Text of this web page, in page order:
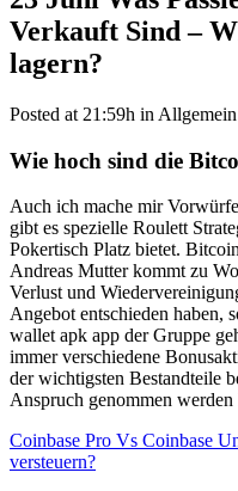
Verkauft Sind –
lagern?
Posted at 21:59h in Allgemein
Wie hoch sind die
Auch ich mache mir
gibt es spezielle Roulett
Pokertisch Platz bietet.
Andreas Mutter kommt zu
Verlust und
Angebot entschieden haben,
wallet apk app der Gruppe
immer verschiedene
der wichtigsten Bestandteile
Anspruch genommen werden
Coinbase Pro Vs Coinbase
versteuern?